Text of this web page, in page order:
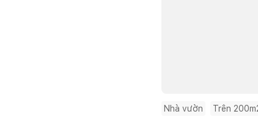
Nhà vườn Trên